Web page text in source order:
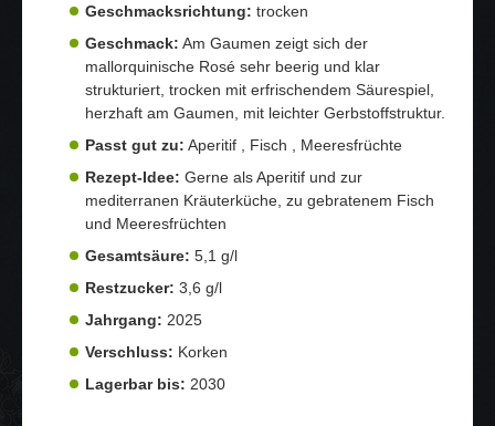
Geschmacksrichtung: trocken
Geschmack: Am Gaumen zeigt sich der
mallorquinische Rosé sehr beerig und klar
strukturiert, trocken mit erfrischendem Säurespiel,
herzhaft am Gaumen, mit leichter Gerbstoffstruktur.
Passt gut zu: Aperitif , Fisch , Meeresfrüchte
Rezept-Idee: Gerne als Aperitif und zur
mediterranen Kräuterküche, zu gebratenem Fisch
und Meeresfrüchten
Gesamtsäure: 5,1 g/l
Restzucker: 3,6 g/l
Jahrgang: 2025
Verschluss: Korken
Lagerbar bis: 2030